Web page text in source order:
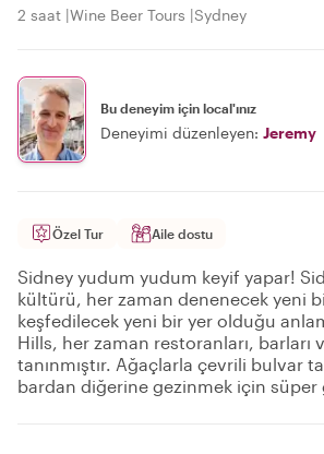
2 saat Wine Beer Tours Sydney
Bu deneyim için local'ınız
Deneyimi düzenleyen: Jeremy
Özel Tur Aile dostu
Sidney yudum yudum keyif yapar!
kültürü, her zaman denenecek yeni
keşfedilecek yeni bir yer olduğu
Hills, her zaman restoranları, barları
tanınmıştır. Ağaçlarla çevrili bulvar
bardan diğerine gezinmek için süper